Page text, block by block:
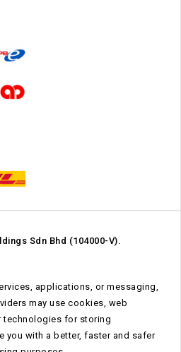
Sdn Bhd (104000-V).
applications, or messaging,
may use cookies, web
technologies for storing
you with a better, faster and safer